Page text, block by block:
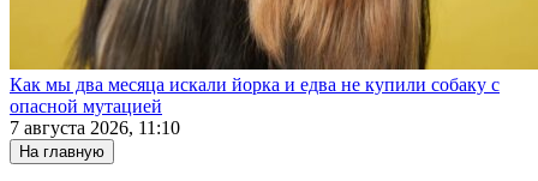
Как мы два месяца искали йорка и едва не купили собаку с
опасной мутацией
7 августа 2026, 11:10
На главную